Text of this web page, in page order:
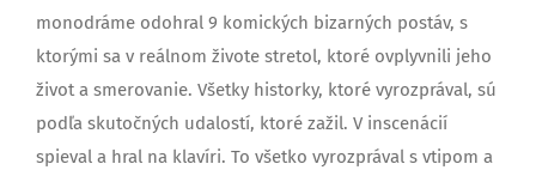
monodráme odohral 9 komických bizarných postáv, s
ktorými sa v reálnom živote stretol, ktoré ovplyvnili jeho
život a smerovanie. Všetky historky, ktoré vyrozprával, sú
podľa skutočných udalostí, ktoré zažil. V inscenácií
spieval a hral na klavíri. To všetko vyrozprával s vtipom a